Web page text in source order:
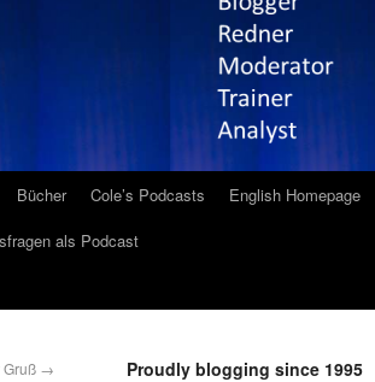
Bücher Cole’s Podcasts
English Homepage
als Podcast
→
Proudly blogging since 1995